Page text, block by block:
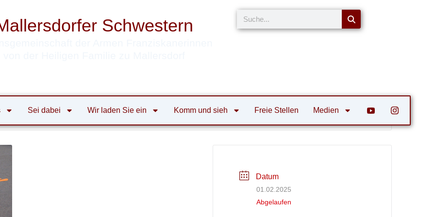
Schwestern
Suche
Sei dabei Wir laden Sie ein Komm und sieh Freie Stellen
Medien
Datum
01.02.2025
Abgelaufen